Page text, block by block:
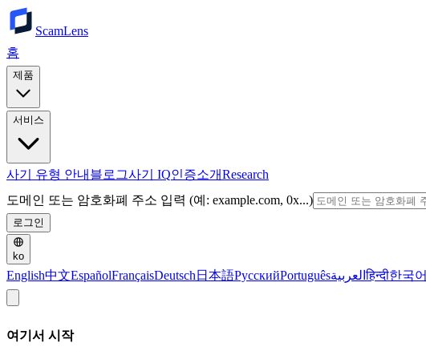
ScamLens
홈
제품
서비스
사기 유형 안내 블로그사기 IQ인증소개Research
도메인 또는 암호화폐 주소 입력 (예: example.com, 0x...)
로그인
ko
English中文EspañolFrançaisDeutsch 日本語РусскийPortuguêsالعربيةहिन्दी한국어
여기서 시작